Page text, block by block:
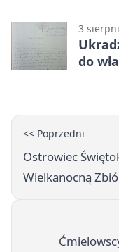
3
do
<< Poprzedni
Ostrowiec
Wielkanocną